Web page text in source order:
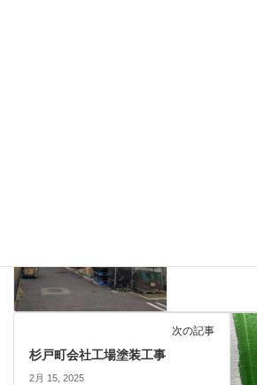
次の記事
杉戸町会社工場塗装工事
2月 15, 2025